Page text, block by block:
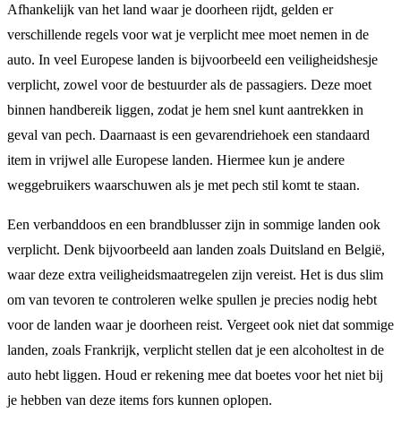
Afhankelijk van het land waar je doorheen rijdt, gelden er
verschillende regels voor wat je verplicht mee moet nemen in de
auto. In veel Europese landen is bijvoorbeeld een veiligheidshesje
verplicht, zowel voor de bestuurder als de passagiers. Deze moet
binnen handbereik liggen, zodat je hem snel kunt aantrekken in
geval van pech. Daarnaast is een gevarendriehoek een standaard
item in vrijwel alle Europese landen. Hiermee kun je andere
weggebruikers waarschuwen als je met pech stil komt te staan.
Een verbanddoos en een brandblusser zijn in sommige landen ook
verplicht. Denk bijvoorbeeld aan landen zoals Duitsland en België,
waar deze extra veiligheidsmaatregelen zijn vereist. Het is dus slim
om van tevoren te controleren welke spullen je precies nodig hebt
voor de landen waar je doorheen reist. Vergeet ook niet dat sommige
landen, zoals Frankrijk, verplicht stellen dat je een alcoholtest in de
auto hebt liggen. Houd er rekening mee dat boetes voor het niet bij
je hebben van deze items fors kunnen oplopen.